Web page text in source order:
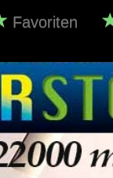
Favoriten